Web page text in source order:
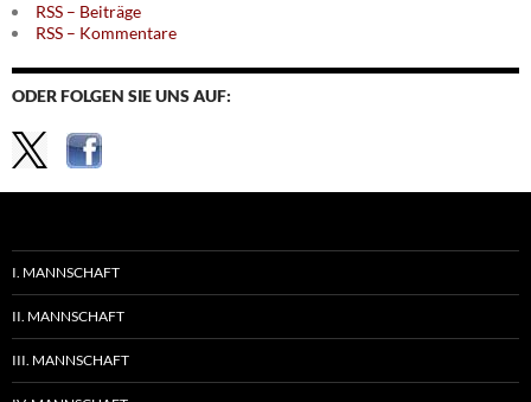
RSS – Beiträge
RSS – Kommentare
ODER FOLGEN SIE UNS AUF:
I. MANNSCHAFT
II. MANNSCHAFT
III. MANNSCHAFT